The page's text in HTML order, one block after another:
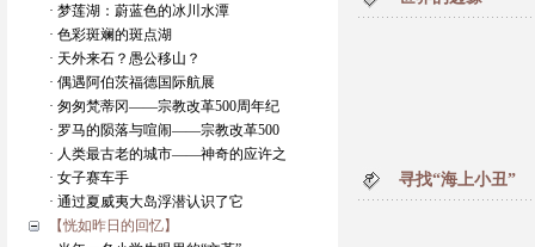
· 梦莲湖：蔚蓝色的冰川水潭
· 色彩斑斓的斑点湖
· 天外来石？愚公移山？
· 偶遇阿伯茨福德国际航展
· 匆匆梵蒂冈——宗教改革500周年纪
· 罗马的陨落与喧闹——宗教改革500
· 人类最古老的城市——神奇的应许之
· 女子赛车手
· 通过夏威夷大岛浮潜认识了它
【恍如昨日的回忆】
寻找“海上小丑”